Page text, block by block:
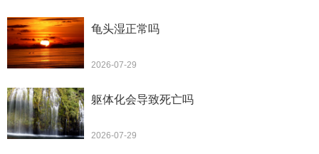
龟头湿正常吗
2026-07-29
躯体化会导致死亡吗
2026-07-29